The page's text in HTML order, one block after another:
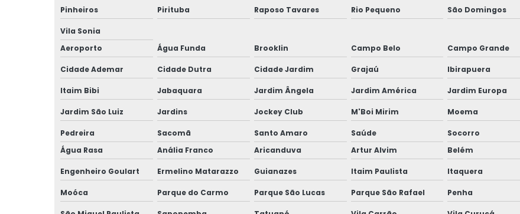
Pinheiros Pirituba Raposo Tavares Rio Pequeno São Domingos
Vila Sonia
Aeroporto
Água Funda Brooklin Campo Belo Campo Grande
Cidade Ademar Cidade Dutra Cidade Jardim Grajaú Ibirapuera
Itaim Bibi Jabaquara Jardim Ângela Jardim América Jardim Europa
Jardim São Luiz Jardins Jockey Club M'Boi Mirim Moema
Pedreira Sacomã Santo Amaro Saúde Socorro
Água Rasa
Anália Franco Aricanduva Artur Alvim Belém
Engenheiro Goulart Ermelino Matarazzo Guianazes Itaim Paulista Itaquera
Moóca Parque do Carmo Parque São Lucas Parque São Rafael Penha